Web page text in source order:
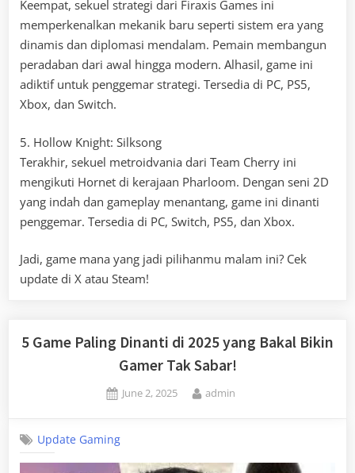
Keempat, sekuel strategi dari Firaxis Games ini
memperkenalkan mekanik baru seperti sistem era yang
dinamis dan diplomasi mendalam. Pemain membangun
peradaban dari awal hingga modern. Alhasil, game ini
adiktif untuk penggemar strategi. Tersedia di PC, PS5,
Xbox, dan Switch.
5. Hollow Knight: Silksong
Terakhir, sekuel metroidvania dari Team Cherry ini
mengikuti Hornet di kerajaan Pharloom. Dengan seni 2D
yang indah dan gameplay menantang, game ini dinanti
penggemar. Tersedia di PC, Switch, PS5, dan Xbox.
Jadi, game mana yang jadi pilihanmu malam ini? Cek
update di X atau Steam!
5 Game Paling Dinanti di 2025 yang Bakal Bikin
Gamer Tak Sabar!
Posted
June 2, 2025 By
admin
Update Gaming